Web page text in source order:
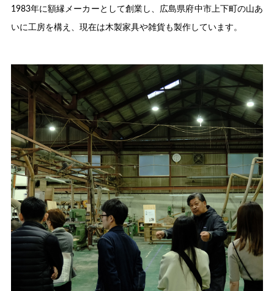
1983年に額縁メーカーとして創業し、広島県府中市上下町の山あ
いに工房を構え、現在は木製家具や雑貨も製作しています。